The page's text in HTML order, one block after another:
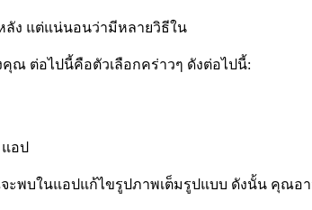
ลัง แต่แน่นอนว่ามีหลายวิธีใน
ณ ต่อไปนี้คือตัวเลือกคร่าวๆ ดังต่อไปนี้:
อป
บในแอปแก้ไขรูปภาพเต็มรูปแบบ ดังนั้น คุณอา